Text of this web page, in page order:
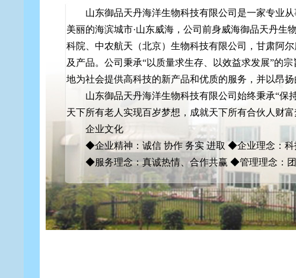
山东御品天丹海洋生物科技有限公司是一家专业
美丽的海滨城市·山东威海，公司前身威海御品天丹
科院、中农航天（北京）生物科技有限公司，甘肃阿
及产品。公司秉承“以质量求生存、以效益求发展”的
地为社会提供高科技的新产品和优质的服务，并以昂
山东御品天丹海洋生物科技有限公司始终秉承“保
天下所有老人实现百岁梦想，成就天下所有合伙人财富
企业文化
◆企业精神：诚信 协作 务实 进取 ◆企业理念：
◆服务理念：真诚热情、合作共赢 ◆管理理念：